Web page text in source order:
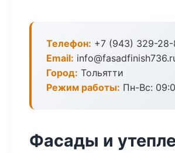
Телефон: +7 (943) 329-28-
Email:
Город: Тольятти
Режим работы: Пн-Вс:
Фасады и